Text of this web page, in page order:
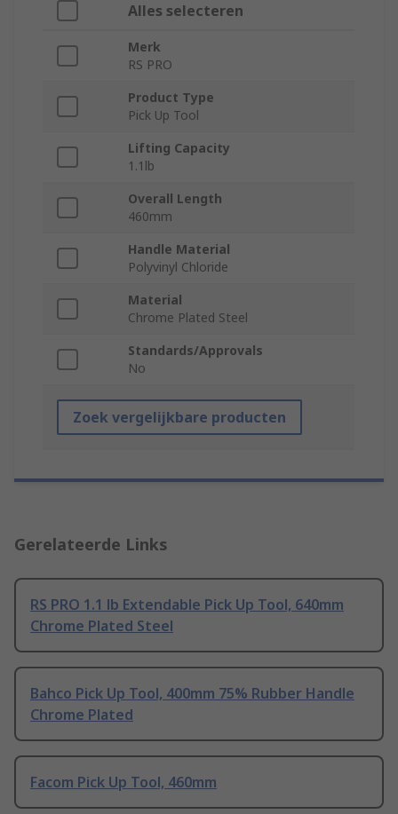
Alles selecteren
Merk
RS PRO
Product Type
Pick Up Tool
Lifting Capacity
1.1lb
Overall Length
460mm
Handle Material
Polyvinyl Chloride
Material
Chrome Plated Steel
Standards/Approvals
No
Zoek vergelijkbare producten
Gerelateerde Links
RS PRO 1.1 lb Extendable Pick Up Tool, 640mm
Chrome Plated Steel
Bahco Pick Up Tool, 400mm 75% Rubber Handle
Chrome Plated
Facom Pick Up Tool, 460mm